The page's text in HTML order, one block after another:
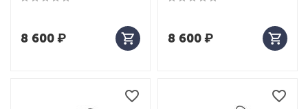
8 600₽ 8 600₽